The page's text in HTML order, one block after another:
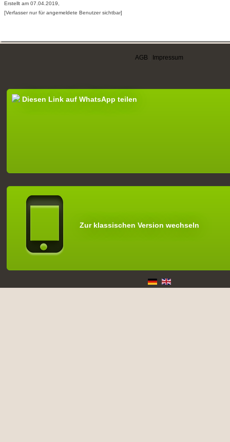
Erstellt am 07.04.2019,
[Verfasser nur für angemeldete Benutzer sichtbar]
AGB Impressum
Diesen Link auf WhatsApp teilen
Zur klassischen Version wechseln